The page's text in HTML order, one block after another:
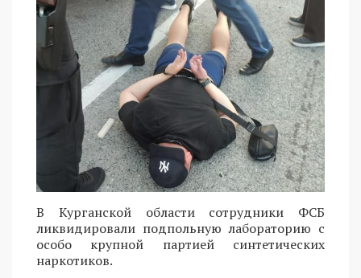
В Курганской области сотрудники ФСБ
ликвидировали подпольную лабораторию с
особо крупной партией синтетических
наркотиков.